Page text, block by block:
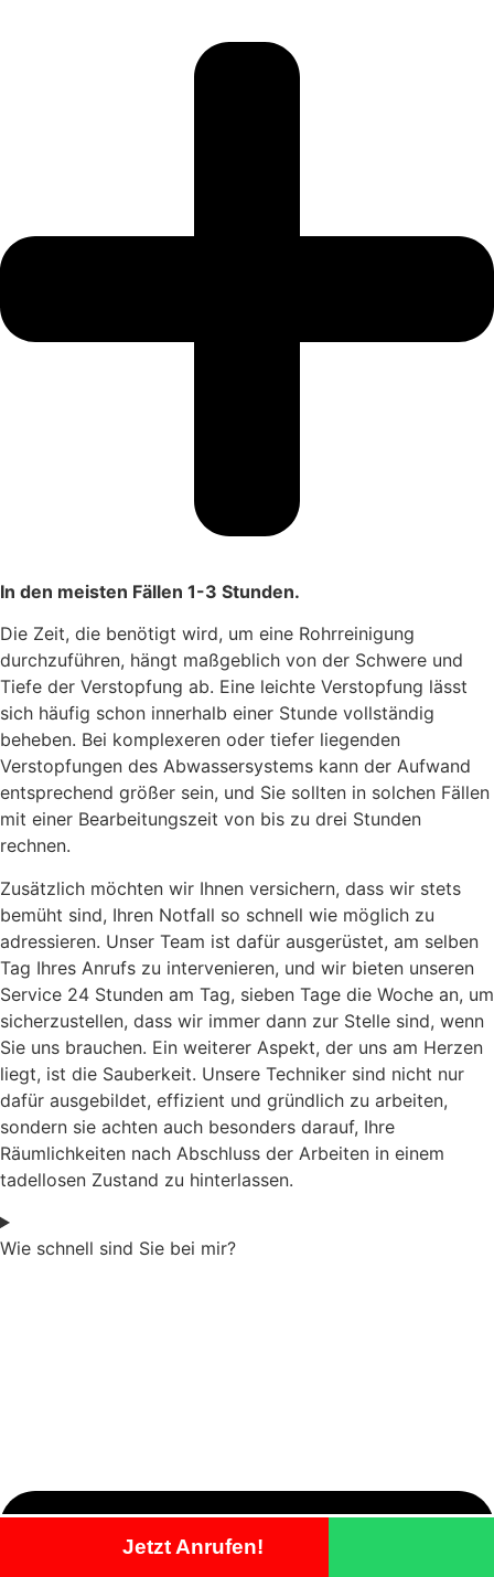
In den meisten Fällen 1-3 Stunden.
Die Zeit, die benötigt wird, um eine Rohrreinigung
durchzuführen, hängt maßgeblich von der Schwere und
Tiefe der Verstopfung ab. Eine leichte Verstopfung lässt
sich häufig schon innerhalb einer Stunde vollständig
beheben. Bei komplexeren oder tiefer liegenden
Verstopfungen des Abwassersystems kann der Aufwand
entsprechend größer sein, und Sie sollten in solchen Fällen
mit einer Bearbeitungszeit von bis zu drei Stunden
rechnen.
Zusätzlich möchten wir Ihnen versichern, dass wir stets
bemüht sind, Ihren Notfall so schnell wie möglich zu
adressieren. Unser Team ist dafür ausgerüstet, am selben
Tag Ihres Anrufs zu intervenieren, und wir bieten unseren
Service 24 Stunden am Tag, sieben Tage die Woche an, um
sicherzustellen, dass wir immer dann zur Stelle sind, wenn
Sie uns brauchen. Ein weiterer Aspekt, der uns am Herzen
liegt, ist die Sauberkeit. Unsere Techniker sind nicht nur
dafür ausgebildet, effizient und gründlich zu arbeiten,
sondern sie achten auch besonders darauf, Ihre
Räumlichkeiten nach Abschluss der Arbeiten in einem
tadellosen Zustand zu hinterlassen.
Wie schnell sind Sie bei mir?
Jetzt Anrufen!